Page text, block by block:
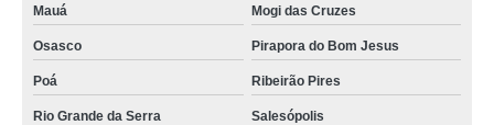
Mauá Mogi das Cruzes
Osasco Pirapora do Bom Jesus
Poá Ribeirão Pires
Rio Grande da Serra Salesópolis